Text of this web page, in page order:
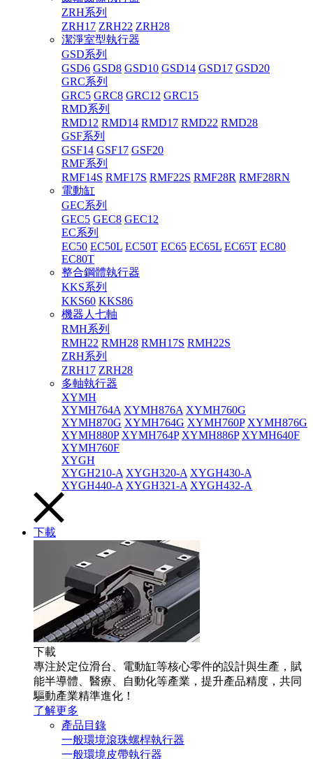
ZRH系列
ZRH17 ZRH22 ZRH28
潔淨室型執行器
GSD系列
GSD6 GSD8 GSD10 GSD14 GSD17 GSD20
GRC系列
GRC5 GRC8 GRC12 GRC15
RMD系列
RMD12 RMD14 RMD17 RMD22 RMD28
GSF系列
GSF14 GSF17 GSF20
RMF系列
RMF14S RMF17S RMF22S RMF28R RMF28RN
電動缸
GEC系列
GEC5 GEC8 GEC12
EC系列
EC50 EC50L EC50T EC65 EC65L EC65T EC80
EC80T
整合鋼體執行器
KKS系列
KKS60 KKS86
機器人七軸
RMH系列
RMH22 RMH28 RMH17S RMH22S
ZRH系列
ZRH17 ZRH28
多軸執行器
XYMH
XYMH764A XYMH876A XYMH760G
XYMH870G XYMH764G XYMH760P XYMH876G
XYMH880P XYMH764P XYMH886P XYMH640F
XYMH760F
XYGH
XYGH210-A XYGH320-A XYGH430-A
XYGH440-A XYGH321-A XYGH432-A
下載
下載
專注於定位滑台、電動缸等核心零件的設計與生產，賦
能半導體、醫療、自動化等產業，提升產品精度，共同
驅動產業精準進化！
了解更多
產品目錄
一般環境滾珠螺桿執行器
一般環境皮帶執行器